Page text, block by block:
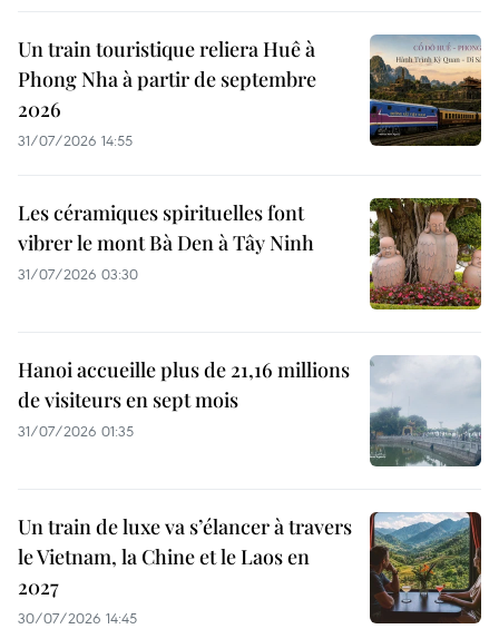
Un train touristique reliera Huê à
Phong Nha à partir de septembre
2026
31/07/2026 14:55
Les céramiques spirituelles font
vibrer le mont Bà Den à Tây Ninh
31/07/2026 03:30
Hanoi accueille plus de 21,16 millions
de visiteurs en sept mois ​
31/07/2026 01:35
Un train de luxe va s’élancer à travers
le Vietnam, la Chine et le Laos en
2027
30/07/2026 14:45